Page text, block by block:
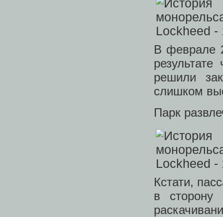
В феврале
решили
слишком
Парк
Кстати,
в сторону